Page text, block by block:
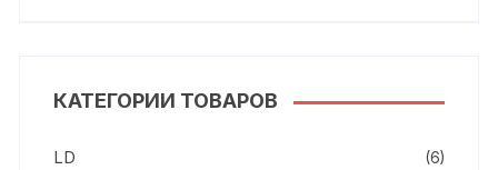
КАТЕГОРИИ ТОВАРОВ
LD (6)